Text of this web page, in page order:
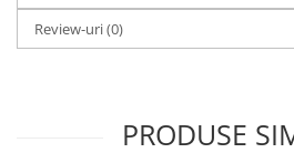
Review-uri(0)
PRODUSE